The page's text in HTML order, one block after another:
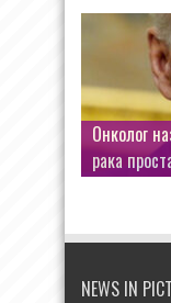
Онколог
рака
NEWS IN